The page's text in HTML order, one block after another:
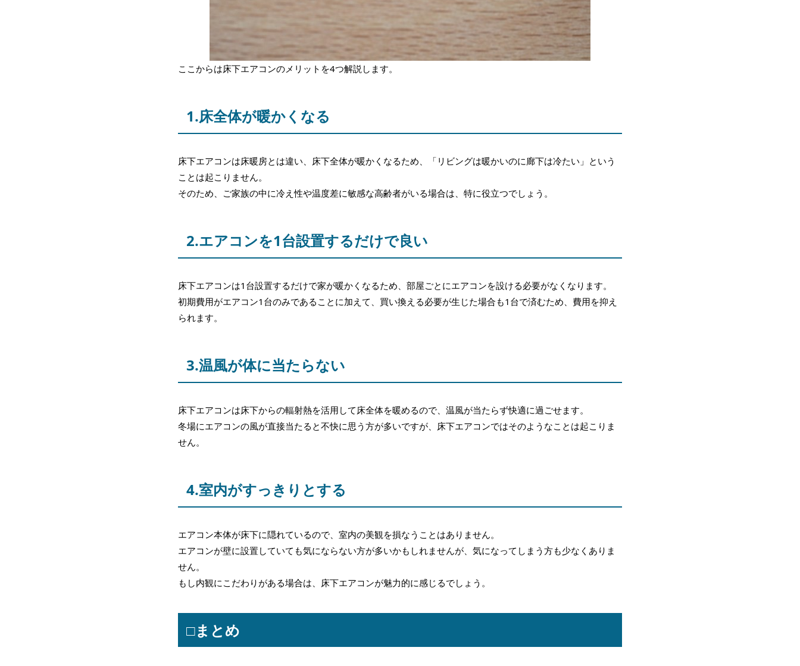
ここからは床下エアコンのメリットを4つ解説します。
1.床全体が暖かくなる
床下エアコンは床暖房とは違い、床下全体が暖かくなるため、「リビングは暖かいのに廊下は冷たい」という
ことは起こりません。
そのため、ご家族の中に冷え性や温度差に敏感な高齢者がいる場合は、特に役立つでしょう。
2.エアコンを1台設置するだけで良い
床下エアコンは1台設置するだけで家が暖かくなるため、部屋ごとにエアコンを設ける必要がなくなります。
初期費用がエアコン1台のみであることに加えて、買い換える必要が生じた場合も1台で済むため、費用を抑え
られます。
3.温風が体に当たらない
床下エアコンは床下からの輻射熱を活用して床全体を暖めるので、温風が当たらず快適に過ごせます。
冬場にエアコンの風が直接当たると不快に思う方が多いですが、床下エアコンではそのようなことは起こりま
せん。
4.室内がすっきりとする
エアコン本体が床下に隠れているので、室内の美観を損なうことはありません。
エアコンが壁に設置していても気にならない方が多いかもしれませんが、気になってしまう方も少なくありま
せん。
もし内観にこだわりがある場合は、床下エアコンが魅力的に感じるでしょう。
□まとめ